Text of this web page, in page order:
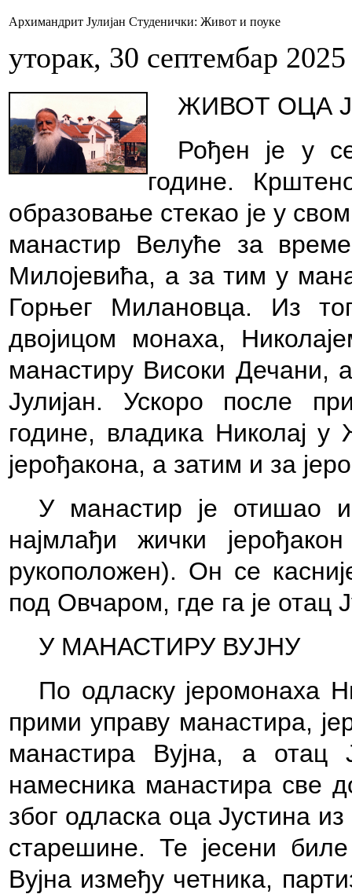
Архимандрит Јулијан Студенички: Живот и поуке
уторак, 30 септембар 2025
ЖИВОТ ОЦА
Рођен је у
године.
образовање стекао је у
манастир Велуће за
Милојевића, а за тим у
Горњег Милановца. Из
двојицом монаха,
манастиру Високи
Јулијан. Ускоро после
године, владика Николај
јерођакона, а затим и за
У манастир је отишао
најмлађи жички
рукоположен). Он се
под Овчаром, где га је отац
У МАНАСТИРУ ВУЈНУ
По одласку јеромонаха
прими управу манастира,
манастира Вујна, а отац
намесника манастира све
због одласка оца Јустина
старешине. Те јесени
Вујна између четника,